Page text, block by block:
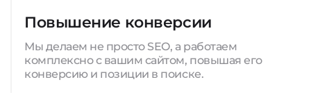
Повышение конверсии
Мы делаем не просто SEO, а работаем
комплексно с вашим сайтом, повышая его
конверсию и позиции в поиске.